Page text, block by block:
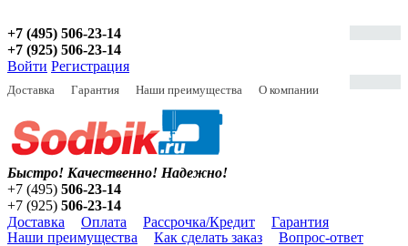
+7 (495) 506-23-14
+7 (925) 506-23-14
Войти Регистрация
Доставка Гарантия Наши преимущества О компании
Быстро! Качественно! Надежно!
+7 (495) 506-23-14
+7 (925) 506-23-14
Доставка
Оплата Рассрочка/Кредит
Гарантия
Наши преимущества
Как сделать заказ Вопрос-ответ